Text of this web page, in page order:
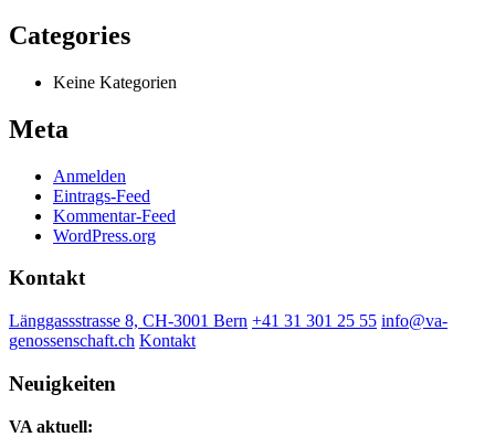
Categories
Keine Kategorien
Meta
Anmelden
Eintrags-Feed
Kommentar-Feed
WordPress.org
Kontakt
Länggassstrasse 8, CH-3001 Bern +41 31 301 25 55 info@va-
genossenschaft.ch Kontakt
Neuigkeiten
VA aktuell: